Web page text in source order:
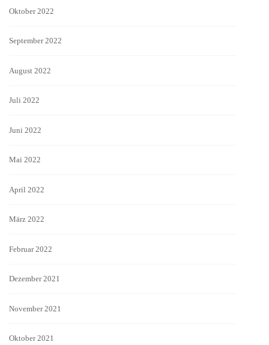
Oktober 2022
September 2022
August 2022
Juli 2022
Juni 2022
Mai 2022
April 2022
März 2022
Februar 2022
Dezember 2021
November 2021
Oktober 2021